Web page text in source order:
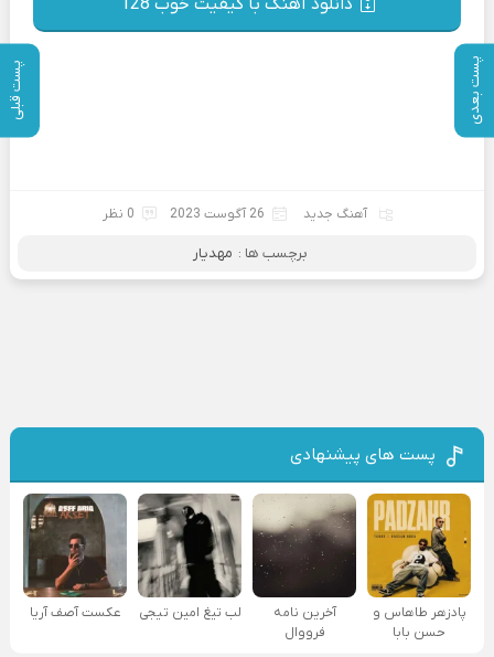
پست بعدی پست قبلی
آهنگ جدید 26 آگوست 2023 0 نظر
برچسب ها : مهدیار
پست های پیشنهادی
پادزهر طاهاس و
حسن بابا
آخرین نامه
فرووال
لب تیغ امین تیجی عکست آصف آریا